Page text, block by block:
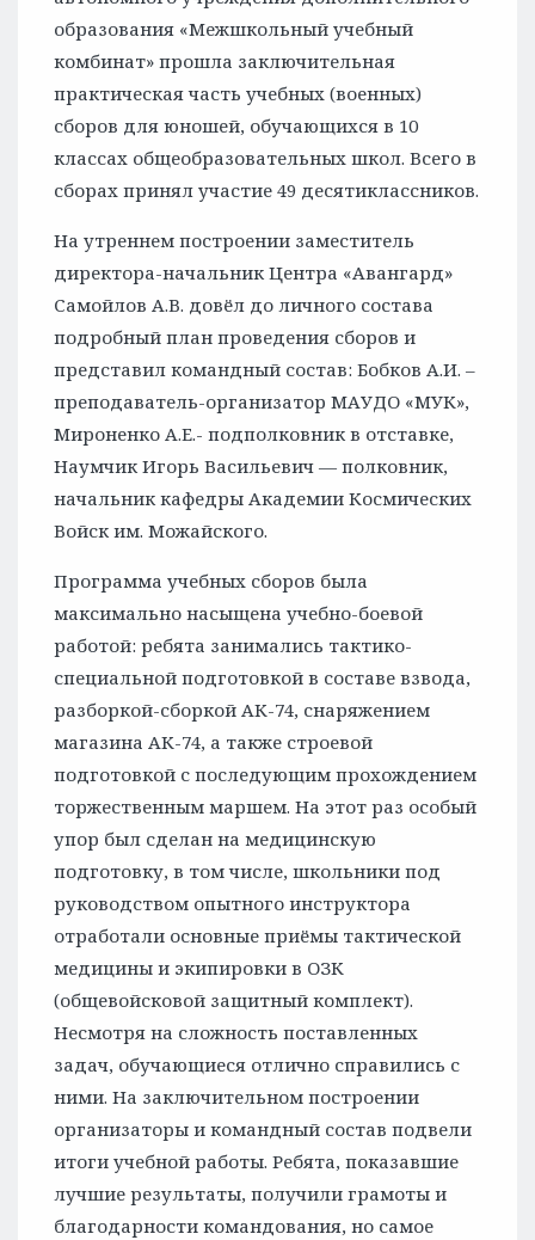
образования «Межшкольный учебный
комбинат» прошла заключительная
практическая часть учебных (военных)
сборов для юношей, обучающихся в 10
классах общеобразовательных школ. Всего в
сборах принял участие 49 десятиклассников.
На утреннем построении заместитель
директора-начальник Центра «Авангард»
Самойлов А.В. довёл до личного состава
подробный план проведения сборов и
представил командный состав: Бобков А.И. –
преподаватель-организатор МАУДО «МУК»,
Мироненко А.Е.- подполковник в отставке,
Наумчик Игорь Васильевич — полковник,
начальник кафедры Академии Космических
Войск им. Можайского.
Программа учебных сборов была
максимально насыщена учебно-боевой
работой: ребята занимались тактико-
специальной подготовкой в составе взвода,
разборкой-сборкой АК-74, снаряжением
магазина АК-74, а также строевой
подготовкой с последующим прохождением
торжественным маршем. На этот раз особый
упор был сделан на медицинскую
подготовку, в том числе, школьники под
руководством опытного инструктора
отработали основные приёмы тактической
медицины и экипировки в ОЗК
(общевойсковой защитный комплект).
Несмотря на сложность поставленных
задач, обучающиеся отлично справились с
ними. На заключительном построении
организаторы и командный состав подвели
итоги учебной работы. Ребята, показавшие
лучшие результаты, получили грамоты и
благодарности командования, но самое